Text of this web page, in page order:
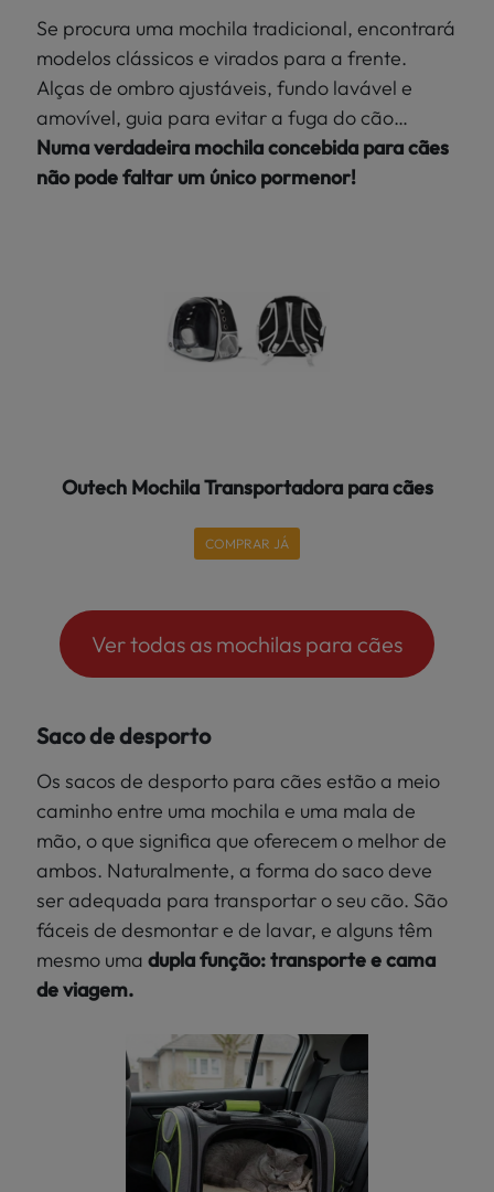
Se procura uma mochila tradicional, encontrará
modelos clássicos e virados para a frente.
Alças de ombro ajustáveis, fundo lavável e
amovível, guia para evitar a fuga do cão…
Numa verdadeira mochila concebida para cães
não pode faltar um único pormenor!
Outech Mochila Transportadora para cães
COMPRAR JÁ
Ver todas as mochilas para cães
Saco de desporto
Os sacos de desporto para cães estão a meio
caminho entre uma mochila e uma mala de
mão, o que significa que oferecem o melhor de
ambos. Naturalmente, a forma do saco deve
ser adequada para transportar o seu cão. São
fáceis de desmontar e de lavar, e alguns têm
mesmo uma dupla função: transporte e cama
de viagem.